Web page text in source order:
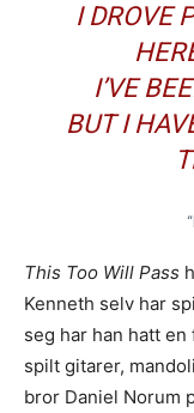
I DROVE
I’VE
BUT I
This Too Will Pass
Kenneth selv har
seg har han hatt
spilt gitarer,
bror Daniel Norum